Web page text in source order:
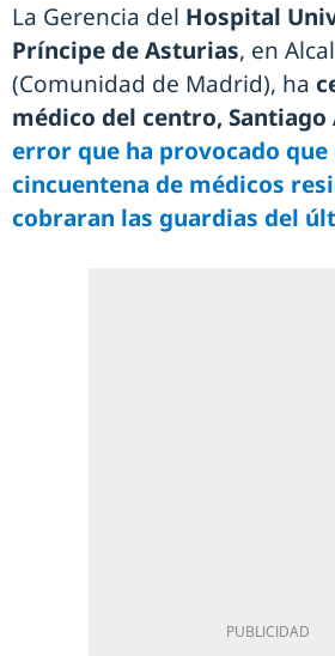
La Gerencia del Hospital
Príncipe de Asturias, en
(Comunidad de Madrid), ha
médico del centro,
error que ha provocado que
cincuentena de médicos
cobraran las guardias del